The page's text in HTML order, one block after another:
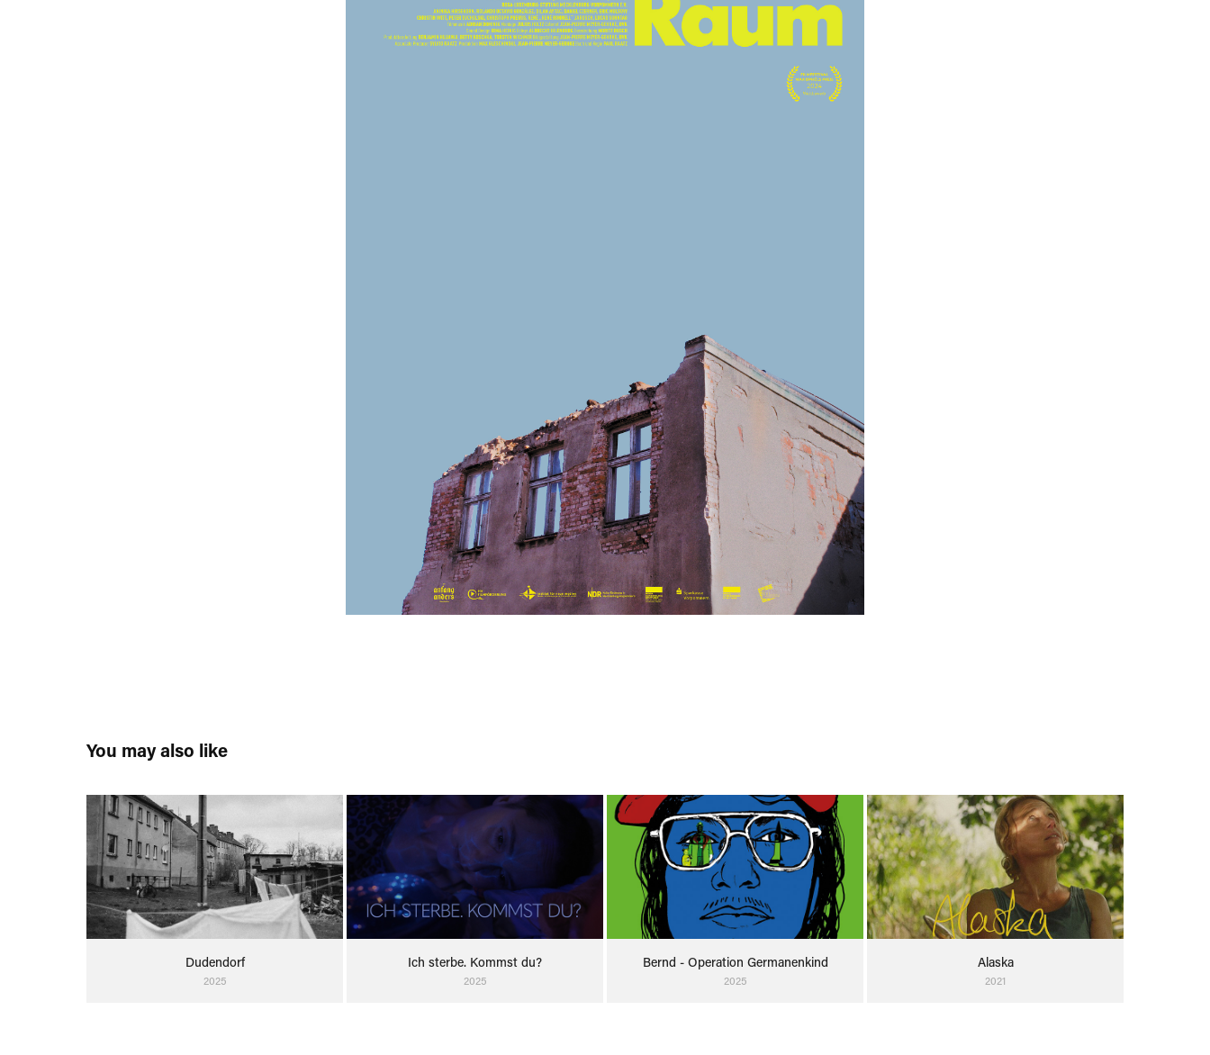
You may also like
Dudendorf
2025
Ich sterbe. Kommst du?
2025
Bernd - Operation Germanenkind
2025
Alaska
2021